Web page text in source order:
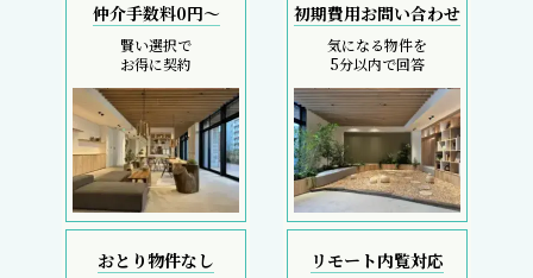
仲介手数料0円～
賢い選択で
お得に契約
初期費用お問い合わせ
気になる物件を
5分以内で回答
おとり物件なし リモート内覧対応